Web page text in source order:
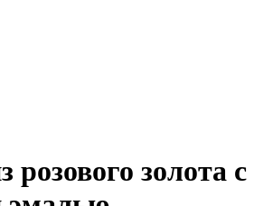
розового золота с